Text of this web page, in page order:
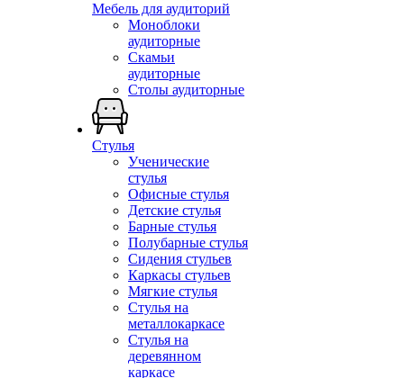
Мебель для аудиторий
Моноблоки
аудиторные
Скамьи
аудиторные
Столы аудиторные
Стулья
Ученические
стулья
Офисные стулья
Детские стулья
Барные стулья
Полубарные стулья
Сидения стульев
Каркасы стульев
Мягкие стулья
Стулья на
металлокаркасе
Стулья на
деревянном
каркасе